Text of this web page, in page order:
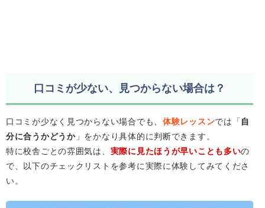
口コミが少ない、見つからない場合は？
口コミが少なく見つからない場合でも、 体験レッスンでは「 自
分に合うかどうか」をかなり具体的に判断できます。
特に校舎ごとの雰囲気は、 実際に見たほうが早いことも多いの
で、以下のチェックリストを参考に実際に体験してみてくださ
い。